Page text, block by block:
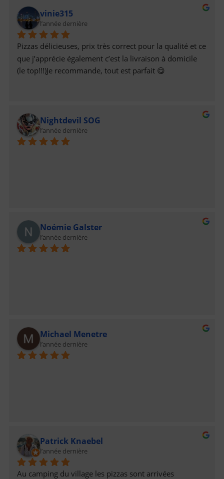
vinie315
l’année dernière
Pizzas délicieuses, prix très correct pour la qualité et ce
que j’apprécie également c’est la livraison à domicile
(le top!!!)Je recommande, tout est parfait 😋
Nightdevil SOG
l’année dernière
Noémie Galster
l’année dernière
Michael Menetre
l’année dernière
Patrick Knaebel
l’année dernière
Au camping du village les pizzas sont arrivées